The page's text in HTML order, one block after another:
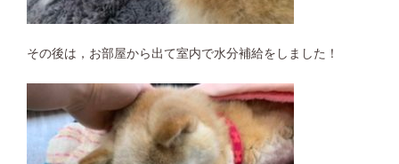
その後は，お部屋から出て室内で水分補給をしました！